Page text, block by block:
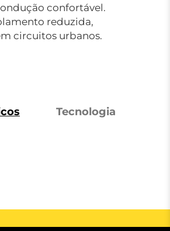
confortável.
reduzida,
circuitos urbanos.
Tecnologia